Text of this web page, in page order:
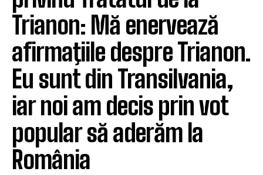
Trianon: Mă enervează
afirmaţiile despre Trianon.
Eu sunt din Transilvania,
iar noi am decis prin vot
popular să aderăm la
România